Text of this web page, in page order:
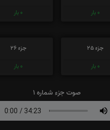
0 بار
0 بار
جزء 25
0 بار
جزء 26
0 بار
صوت جزء شماره 1